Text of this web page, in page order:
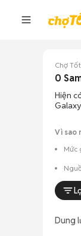
Chợ Tốt
0
Hiện
Vì sao
Mức
Dung